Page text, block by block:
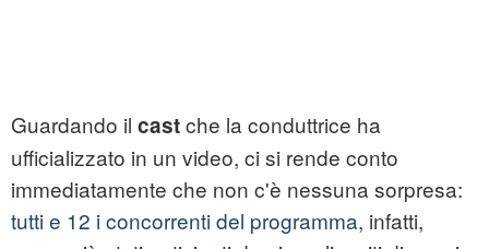
Guardando il castche la conduttrice ha
ufficializzato in un video, ci si rende conto
immediatamente che non c'è nessuna sorpresa:
tutti e 12 i concorrenti del programma, infatti,